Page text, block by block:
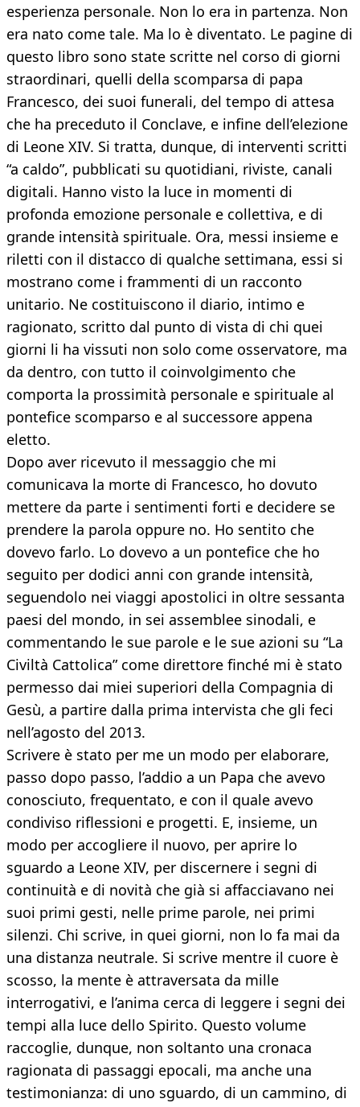
esperienza personale. Non lo era in partenza. Non
era nato come tale. Ma lo è diventato. Le pagine di
questo libro sono state scritte nel corso di giorni
straordinari, quelli della scomparsa di papa
Francesco, dei suoi funerali, del tempo di attesa
che ha preceduto il Conclave, e infine dell’elezione
di Leone XIV. Si tratta, dunque, di interventi scritti
“a caldo”, pubblicati su quotidiani, riviste, canali
digitali. Hanno visto la luce in momenti di
profonda emozione personale e collettiva, e di
grande intensità spirituale. Ora, messi insieme e
riletti con il distacco di qualche settimana, essi si
mostrano come i frammenti di un racconto
unitario. Ne costituiscono il diario, intimo e
ragionato, scritto dal punto di vista di chi quei
giorni li ha vissuti non solo come osservatore, ma
da dentro, con tutto il coinvolgimento che
comporta la prossimità personale e spirituale al
pontefice scomparso e al successore appena
eletto.
Dopo aver ricevuto il messaggio che mi
comunicava la morte di Francesco, ho dovuto
mettere da parte i sentimenti forti e decidere se
prendere la parola oppure no. Ho sentito che
dovevo farlo. Lo dovevo a un pontefice che ho
seguito per dodici anni con grande intensità,
seguendolo nei viaggi apostolici in oltre sessanta
paesi del mondo, in sei assemblee sinodali, e
commentando le sue parole e le sue azioni su “La
Civiltà Cattolica” come direttore finché mi è stato
permesso dai miei superiori della Compagnia di
Gesù, a partire dalla prima intervista che gli feci
nell’agosto del 2013.
Scrivere è stato per me un modo per elaborare,
passo dopo passo, l’addio a un Papa che avevo
conosciuto, frequentato, e con il quale avevo
condiviso riflessioni e progetti. E, insieme, un
modo per accogliere il nuovo, per aprire lo
sguardo a Leone XIV, per discernere i segni di
continuità e di novità che già si affacciavano nei
suoi primi gesti, nelle prime parole, nei primi
silenzi. Chi scrive, in quei giorni, non lo fa mai da
una distanza neutrale. Si scrive mentre il cuore è
scosso, la mente è attraversata da mille
interrogativi, e l’anima cerca di leggere i segni dei
tempi alla luce dello Spirito. Questo volume
raccoglie, dunque, non soltanto una cronaca
ragionata di passaggi epocali, ma anche una
testimonianza: di uno sguardo, di un cammino, di